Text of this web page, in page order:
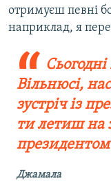
отримуєш певні
наприклад, я
Вільнюсі,
зустріч із
ти летиш на
Джамала